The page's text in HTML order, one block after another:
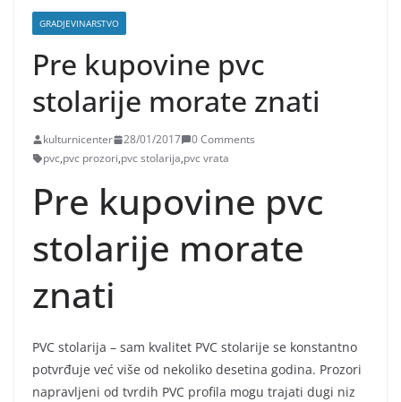
GRADJEVINARSTVO
Pre kupovine pvc
stolarije morate znati
kulturnicenter 28/01/2017
0 Comments
pvc,pvc prozori,pvc stolarija,pvc vrata
Pre kupovine pvc
stolarije morate
znati
PVC stolarija – sam kvalitet PVC stolarije se konstantno
potvrđuje već više od nekoliko desetina godina. Prozori
napravljeni od tvrdih PVC profila mogu trajati dugi niz